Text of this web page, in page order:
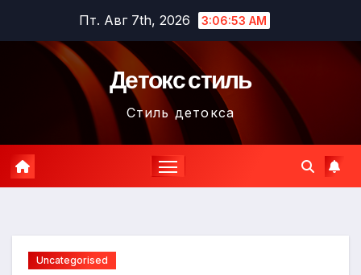
содержимому
Пт. Авг 7th, 2026 3:06:54 AM
Детокс стиль
Стиль детокса
Uncategorised